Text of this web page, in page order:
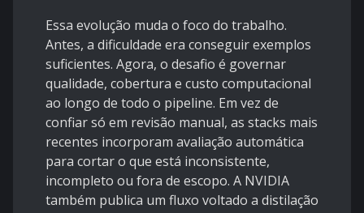
Essa evolução muda o foco do trabalho.
Antes, a dificuldade era conseguir exemplos
suficientes. Agora, o desafio é governar
qualidade, cobertura e custo computacional
ao longo de todo o pipeline. Em vez de
confiar só em revisão manual, as stacks mais
recentes incorporam avaliação automática
para cortar o que está inconsistente,
incompleto ou fora de escopo. A NVIDIA
também publica um fluxo voltado a distilação